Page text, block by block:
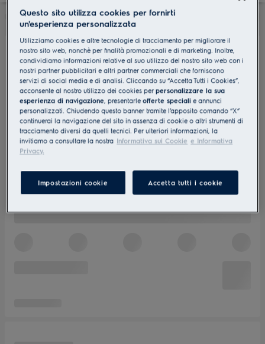
Questo sito utilizza cookies per fornirti
un'esperienza personalizzata
Utilizziamo cookies e altre tecnologie di tracciamento per migliorare il
nostro sito web, nonchè per finalità promozionali e di marketing. Inoltre,
condividiamo informazioni relative al suo utilizzo del nostro sito web con i
nostri partner pubblicitari e altri partner commerciali che forniscono
servizi di social media e di analisi. Cliccando su “Accetta Tutti i Cookies”,
acconsente al nostro utilizzo dei cookies perpersonalizzare la sua
esperienza di navigazione, presentarleofferte speciali e annunci
personalizzati. Chiudendo questo banner tramite l’apposito comando “X”
continuerai la navigazione del sito in assenza di cookie o altri strumenti di
tracciamento diversi da quelli tecnici. Per ulteriori informazioni, la
invitiamo a consultare la nostra Informativa sui Cookie e Informativa
Privacy.
Impostazioni cookie Accetta tutti i cookie